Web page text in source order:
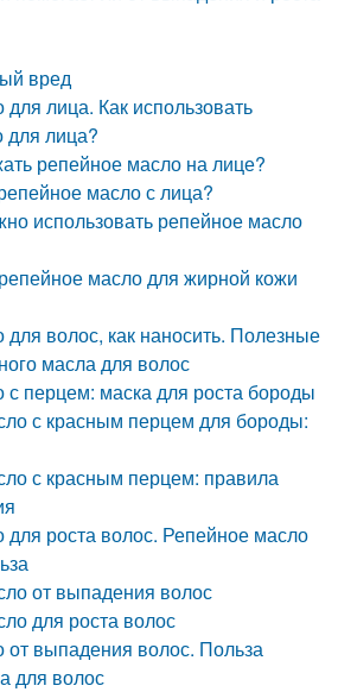
вред
лица. Как использовать
для лица?
репейное масло на лице?
масло с лица?
использовать репейное масло
масло для жирной кожи
волос, как наносить. Полезные
масла для волос
перцем: маска для роста бороды
с красным перцем для бороды:
с красным перцем: правила
роста волос. Репейное масло
от выпадения волос
для роста волос
от выпадения волос. Польза
для волос